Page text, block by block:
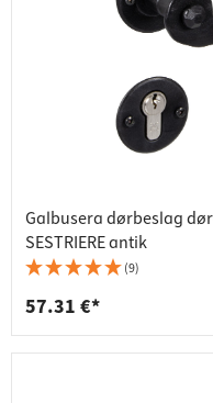
Galbusera dørbeslag
SESTRIERE antik
(9)
57.31 €*